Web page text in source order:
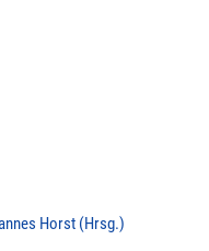
Horst (Hrsg.)